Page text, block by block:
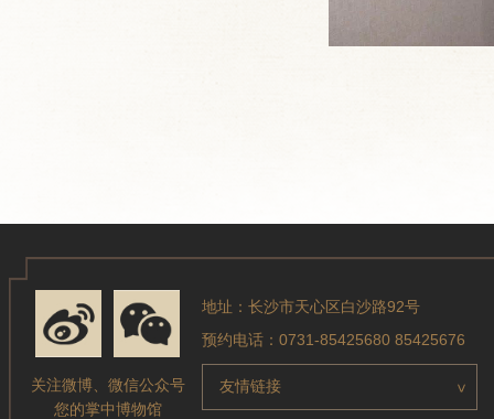
关注微博、微信公众号
您的掌中博物馆
地址：长沙市天心区白沙路92号
预约电话：0731-85425680 85425676
友情链接 >